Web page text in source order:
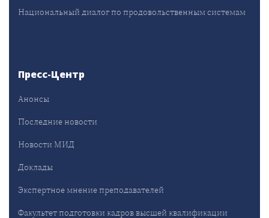
Национальный диалог по продовольственным системам
Пресс-Центр
Анонсы
Последние новости
Новости МИД
Доклады
Экспертное мнение преподавателей
Факультет подготовки кадров высшей квалификации